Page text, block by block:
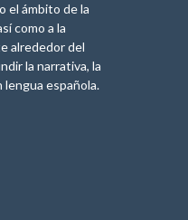
el ámbito de la
como a la
alrededor del
la narrativa, la
lengua española.